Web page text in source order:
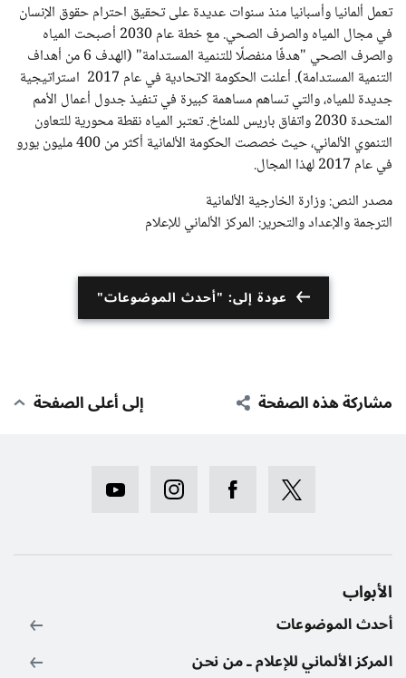
تعمل ألمانيا وأسبانيا منذ سنوات عديدة على تحقيق احترام حقوق الإنسان
في مجال المياه والصرف الصحي. مع خطة عام 2030 أصبحت المياه
والصرف الصحي "هدفًا منفصلًا للتنمية المستدامة" (الهدف 6 من أهداف
التنمية المستدامة). أعلنت الحكومة الاتحادية في عام 2017 استراتيجية
جديدة للمياه، والتي تساهم مساهمة كبيرة في تنفيذ جدول أعمال الأمم
المتحدة 2030 واتفاق باريس للمناخ. تعتبر المياه نقطة محورية للتعاون
التنموي الألماني، حيث خصصت الحكومة الألمانية أكثر من 400 مليون يورو
في عام 2017 لهذا المجال.
مصدر النص: وزارة الخارجية الألمانية
الترجمة والإعداد والتحرير: المركز الألماني للإعلام
عودة إلى: "أحدث الموضوعات"
مشاركة هذه الصفحة إلى أعلى الصفحة
الأبواب
أحدث الموضوعات
المركز الألماني للإعلام ـ من نحن